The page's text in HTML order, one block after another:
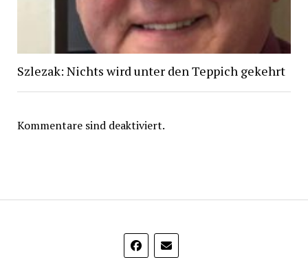
Szlezak: Nichts wird unter den Teppich gekehrt
Kommentare sind deaktiviert.